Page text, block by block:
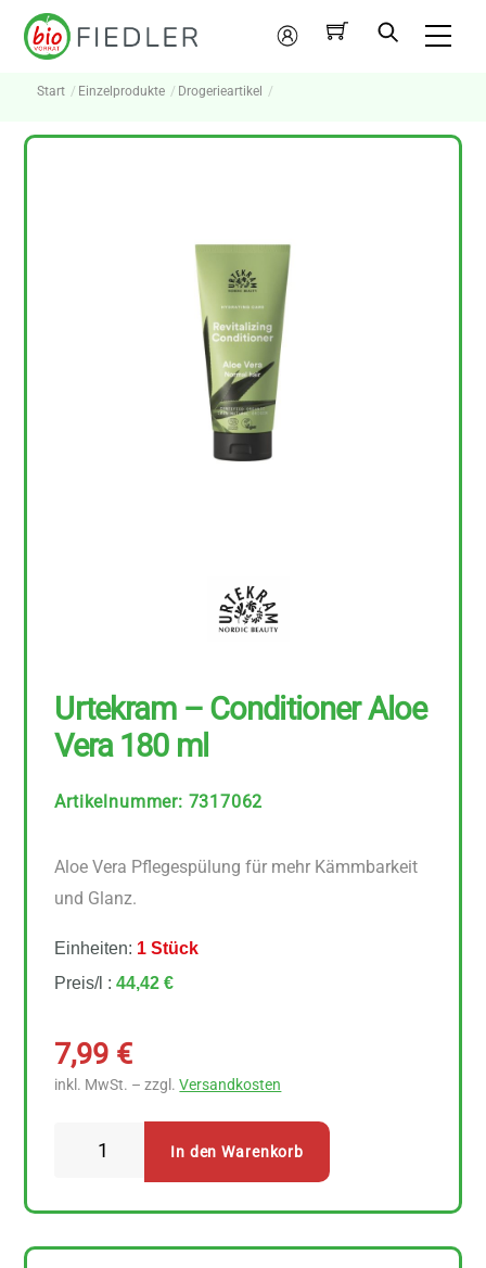
Skip
Mein
Konto
Start Einzelprodukte Drogerieartikel
Urtekram – Conditioner Aloe
Vera 180 ml
Artikelnummer: 7317062
Aloe Vera Pflegespülung für mehr Kämmbarkeit
und Glanz.
Einheiten: 1 Stück
Preis/l :44,42 €
7,99 €
inkl. MwSt. – zzgl.Versandkosten
In den Warenkorb